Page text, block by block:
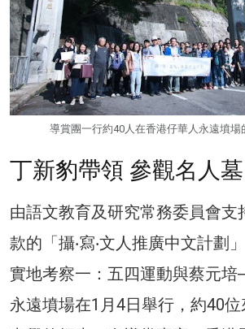
導賞團一行約40人在香港仔華人永遠墳場
丁新豹帶領 參觀名人墓
由語文教育及研究常務委員會支
款的「攝‧寫‧文人推廣中文計劃
實地考察一：五四運動與蔡元培
永遠墳場在1月4日舉行，約40